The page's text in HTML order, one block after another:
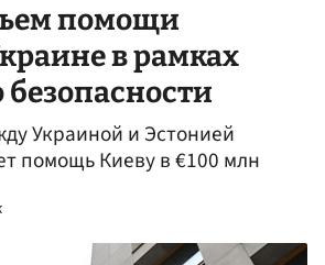
помощи
в рамках
безопасности
Украиной и Эстонией
помощь Киеву в €100 млн